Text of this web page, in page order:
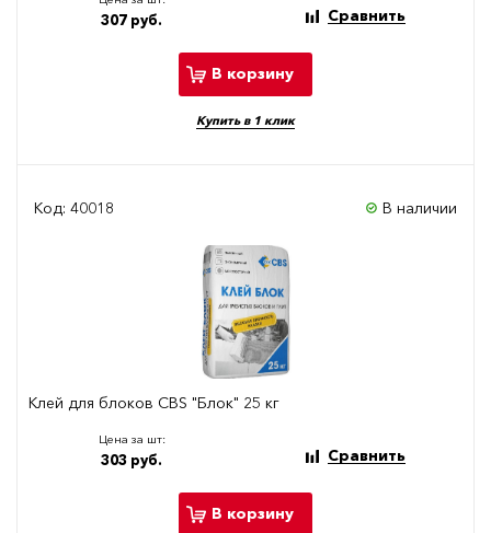
307 руб. Сравнить
В корзину
Купить в 1 клик
Код: 40018 В наличии
Клей для блоков CBS "Блок" 25 кг
Цена за шт:
303 руб. Сравнить
В корзину